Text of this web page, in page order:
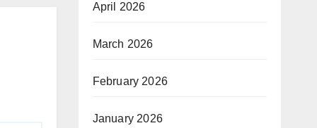
April 2026
March 2026
February 2026
January 2026